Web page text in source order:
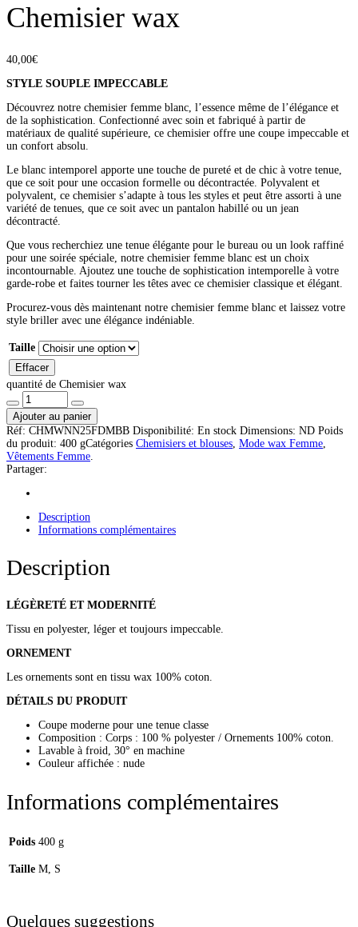
Chemisier wax
40,00€
STYLE SOUPLE IMPECCABLE
Découvrez notre chemisier femme blanc, l’essence même de l’élégance et
de la sophistication. Confectionné avec soin et fabriqué à partir de
matériaux de qualité supérieure, ce chemisier offre une coupe impeccable et
un confort absolu.
Le blanc intemporel apporte une touche de pureté et de chic à votre tenue,
que ce soit pour une occasion formelle ou décontractée. Polyvalent et
polyvalent, ce chemisier s’adapte à tous les styles et peut être assorti à une
variété de tenues, que ce soit avec un pantalon habillé ou un jean
décontracté.
Que vous recherchiez une tenue élégante pour le bureau ou un look raffiné
pour une soirée spéciale, notre chemisier femme blanc est un choix
incontournable. Ajoutez une touche de sophistication intemporelle à votre
garde-robe et faites tourner les têtes avec ce chemisier classique et élégant.
Procurez-vous dès maintenant notre chemisier femme blanc et laissez votre
style briller avec une élégance indéniable.
Taille
Effacer
quantité de Chemisier wax
Ajouter au panier
Réf: CHMWNN25FDMBB Disponibilité: En stock Dimensions: ND Poids
du produit: 400 gCatégories Chemisiers et blouses Mode wax Femme
Vêtements Femme
Partager:
Description
Informations complémentaires
Description
LÉGÈRETÉ ET MODERNITÉ
Tissu en polyester, léger et toujours impeccable.
ORNEMENT
Les ornements sont en tissu wax 100% coton.
DÉTAILS DU PRODUIT
Coupe moderne pour une tenue classe
Composition : Corps : 100 % polyester / Ornements 100% coton.
Lavable à froid, 30° en machine
Couleur affichée : nude
Informations complémentaires
Poids 400 g
Taille M, S
Quelques suggestions